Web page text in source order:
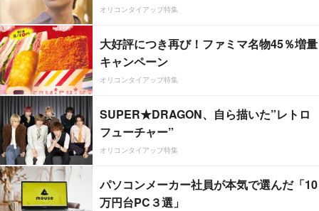
オリコンタイアップ特集
大好評につき再び！ファミマ名物45％増量
キャンペーン
オリコンタイアップ特集
SUPER★DRAGON、自ら描いた”レトロ
フューチャー”
オリコンタイアップ特集
パソコンメーカー社員が本気で選んだ「10
万円台PC３選」